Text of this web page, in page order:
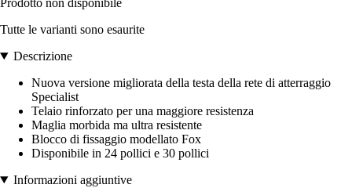
Prodotto non disponibile
Tutte le varianti sono esaurite
Descrizione
Nuova versione migliorata della testa della rete di atterraggio
Specialist
Telaio rinforzato per una maggiore resistenza
Maglia morbida ma ultra resistente
Blocco di fissaggio modellato Fox
Disponibile in 24 pollici e 30 pollici
Informazioni aggiuntive